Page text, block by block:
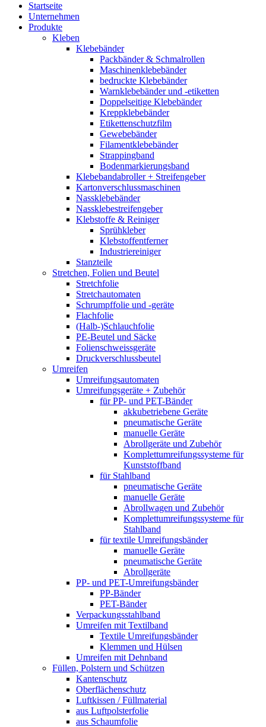
Startseite
Unternehmen
Produkte
Kleben
Klebebänder
Packbänder & Schmalrollen
Maschinenklebebänder
bedruckte Klebebänder
Warnklebebänder und -etiketten
Doppelseitige Klebebänder
Kreppklebebänder
Etikettenschutzfilm
Gewebebänder
Filamentklebebänder
Strappingband
Bodenmarkierungsband
Klebebandabroller + Streifengeber
Kartonverschlussmaschinen
Nassklebebänder
Nassklebestreifengeber
Klebstoffe & Reiniger
Sprühkleber
Klebstoffentferner
Industriereiniger
Stanzteile
Stretchen, Folien und Beutel
Stretchfolie
Stretchautomaten
Schrumpffolie und -geräte
Flachfolie
(Halb-)Schlauchfolie
PE-Beutel und Säcke
Folienschweissgeräte
Druckverschlussbeutel
Umreifen
Umreifungsautomaten
Umreifungsgeräte + Zubehör
für PP- und PET-Bänder
akkubetriebene Geräte
pneumatische Geräte
manuelle Geräte
Abrollgeräte und Zubehör
Komplettumreifungssysteme für
Kunststoffband
für Stahlband
pneumatische Geräte
manuelle Geräte
Abrollwagen und Zubehör
Komplettumreifungssysteme für
Stahlband
für textile Umreifungsbänder
manuelle Geräte
pneumatische Geräte
Abrollgeräte
PP- und PET-Umreifungsbänder
PP-Bänder
PET-Bänder
Verpackungsstahlband
Umreifen mit Textilband
Textile Umreifungsbänder
Klemmen und Hülsen
Umreifen mit Dehnband
Füllen, Polstern und Schützen
Kantenschutz
Oberflächenschutz
Luftkissen / Füllmaterial
aus Luftpolsterfolie
aus Schaumfolie